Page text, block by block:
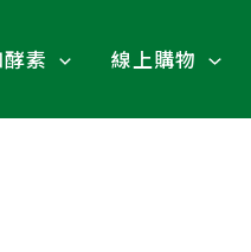
素 線上購物